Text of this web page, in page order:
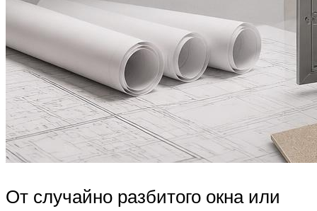
От случайно разбитого окна или